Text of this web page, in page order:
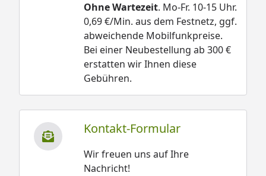
Ohne Wartezeit. Mo-Fr. 10-15 Uhr.
0,69 €/Min. aus dem Festnetz, ggf.
abweichende Mobilfunkpreise.
Bei einer Neubestellung ab 300 €
erstatten wir Ihnen diese
Gebühren.
Kontakt-Formular
Wir freuen uns auf Ihre
Nachricht!